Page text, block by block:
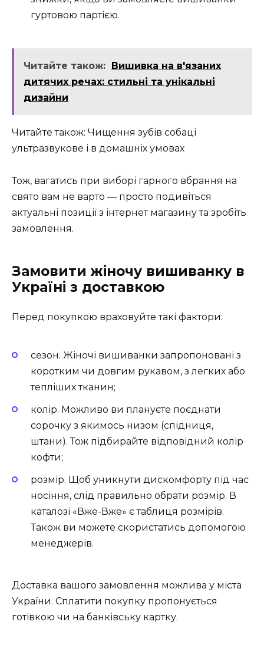
гуртовою партією.
Читайте також:
Вишивка на в'язаних
дитячих речах: стильні та унікальні
дизайни
Читайте також: Чищення зубів собаці
ультразвукове і в домашніх умовах
Тож, вагатись при виборі гарного вбрання на
свято вам не варто — просто подивіться
актуальні позиції з інтернет магазину та зробіть
замовлення.
Замовити жіночу вишиванку в
Україні з доставкою
Перед покупкою враховуйте такі фактори:
сезон. Жіночі вишиванки запропоновані з
коротким чи довгим рукавом, з легких або
тепліших тканин;
колір. Можливо ви плануєте поєднати
сорочку з якимось низом (спідниця,
штани). Тож підбирайте відповідний колір
кофти;
розмір. Щоб уникнути дискомфорту під час
носіння, слід правильно обрати розмір. В
каталозі «Вже-Вже» є таблиця розмірів.
Також ви можете скористатись допомогою
менеджерів.
Доставка вашого замовлення можлива у міста
України. Сплатити покупку пропонується
готівкою чи на банківську картку.